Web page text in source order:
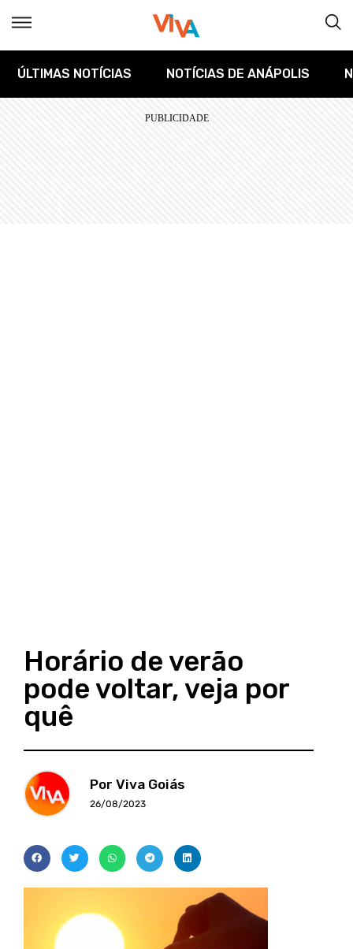
ÚLTIMAS NOTÍCIAS NOTÍCIAS DE ANÁPOLIS
Horário de verão
pode voltar, veja por
quê
Por Viva Goiás
26/08/2023